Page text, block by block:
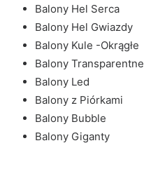
Balony Hel Serca
Balony Hel Gwiazdy
Balony Kule -Okrągłe
Balony Transparentne
Balony Led
Balony z Piórkami
Balony Bubble
Balony Giganty